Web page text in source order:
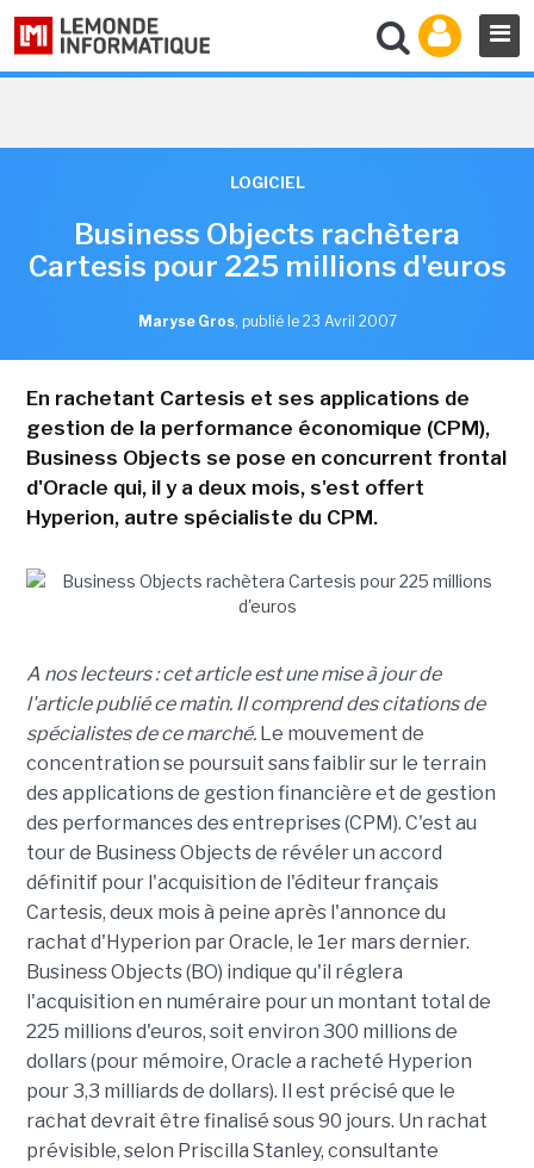
LOGICIEL
Business Objects rachètera
Cartesis pour 225 millions d'euros
Maryse Gros, publié le 23 Avril 2007
En rachetant Cartesis et ses applications de
gestion de la performance économique (CPM),
Business Objects se pose en concurrent frontal
d'Oracle qui, il y a deux mois, s'est offert
Hyperion, autre spécialiste du CPM.
A nos lecteurs : cet article est une mise à jour de
l'article publié ce matin. Il comprend des citations de
spécialistes de ce marché.Le mouvement de
concentration se poursuit sans faiblir sur le terrain
des applications de gestion financière et de gestion
des performances des entreprises (CPM). C'est au
tour de Business Objects de révéler un accord
définitif pour l'acquisition de l'éditeur français
Cartesis, deux mois à peine après l'annonce du
rachat d'Hyperion par Oracle, le 1er mars dernier.
Business Objects (BO) indique qu'il réglera
l'acquisition en numéraire pour un montant total de
225 millions d'euros, soit environ 300 millions de
dollars (pour mémoire, Oracle a racheté Hyperion
pour 3,3 milliards de dollars). Il est précisé que le
rachat devrait être finalisé sous 90 jours. Un rachat
prévisible, selon Priscilla Stanley, consultante